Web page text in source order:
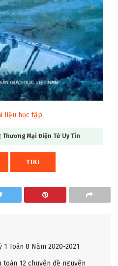
liệu học tập
Mại Điện Tử Uy Tín
TIKI
Toán 8 Năm 2020-2021
12 chuyên đề nguyên